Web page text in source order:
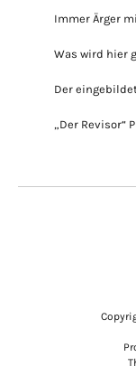
Immer Ärger
Was wird hier
Der
„Der Revisor“